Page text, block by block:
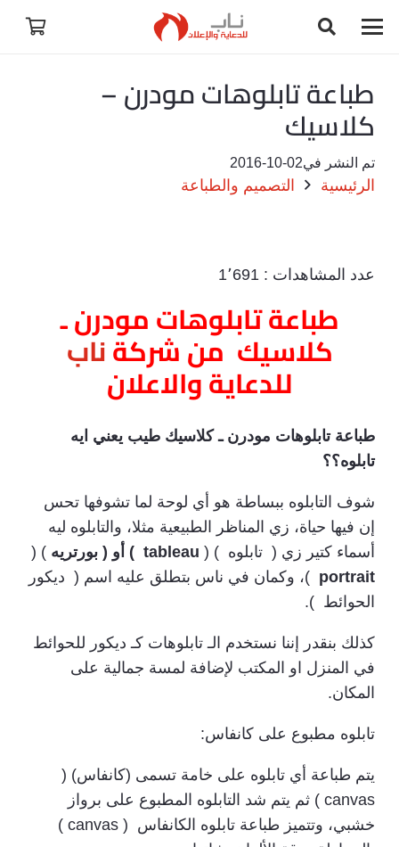
طباعة تابلوهات مودرن –
كلاسيك
تم النشر في2016-10-02
الرئيسية التصميم والطباعة
عدد المشاهدات : 1٬691
طباعة تابلوهات مودرن ـ
كلاسيك من شركةناب
للدعاية والاعلان
طباعة تابلوهات مودرن ـ كلاسيك طيب يعني ايه
تابلوه؟؟
شوف التابلوه ببساطة هو أي لوحة لما تشوفها تحس
إن فيها حياة، زي المناظر الطبيعية مثلا، والتابلوه ليه
أسماء كتير زي ( تابلوه ) ( tableau ) أو ( بورتريه ) (
portrait )، وكمان في ناس بتطلق عليه اسم ( ديكور
الحوائط ).
كذلك بنقدر إننا نستخدم الـ تابلوهات كـ ديكور للحوائط
في المنزل او المكتب لإضافة لمسة جمالية على
المكان.
تابلوه مطبوع على كانفاس:
يتم طباعة أي تابلوه على خامة تسمى (كانفاس) (
canvas ) ثم يتم شد التابلوه المطبوع على برواز
خشبي، وتتميز طباعة تابلوه الكانفاس ( canvas )